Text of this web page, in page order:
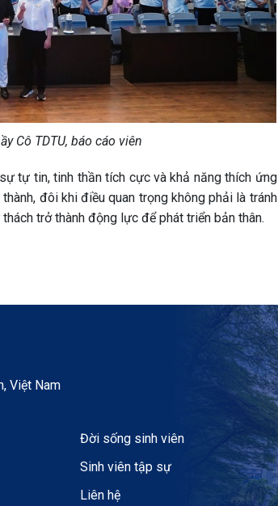
Cô TDTU, báo cáo viên
tự tin, tinh thần tích cực và khả năng thích ứng
đôi khi điều quan trọng không phải là tránh
trở thành động lực để phát triển bản thân.
Việt Nam
Đời sống sinh viên
Sinh viên tập sự
Liên hệ